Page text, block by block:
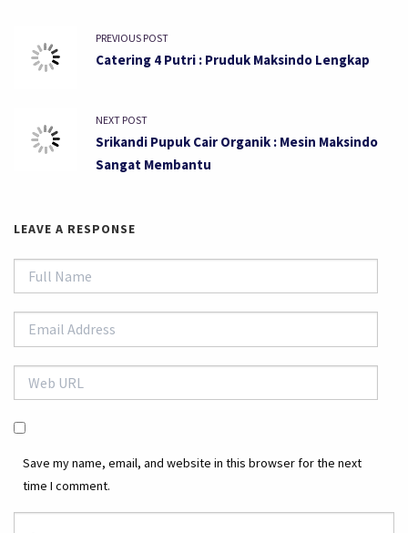
PREVIOUS POST
Catering 4 Putri : Pruduk Maksindo Lengkap
NEXT POST
Srikandi Pupuk Cair Organik : Mesin Maksindo
Sangat Membantu
LEAVE A RESPONSE
Save my name, email, and website in this browser for the next
time I comment.